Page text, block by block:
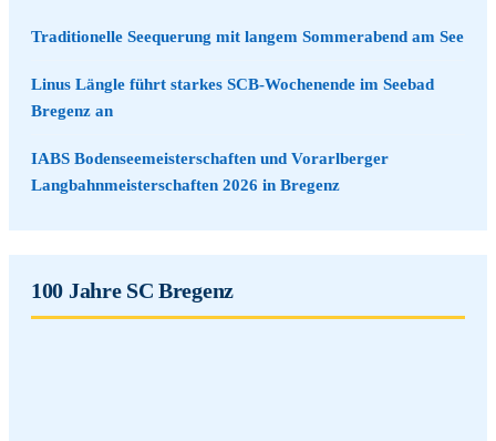
Traditionelle Seequerung mit langem Sommerabend am See
Linus Längle führt starkes SCB-Wochenende im Seebad
Bregenz an
IABS Bodenseemeisterschaften und Vorarlberger
Langbahnmeisterschaften 2026 in Bregenz
100 Jahre SC Bregenz